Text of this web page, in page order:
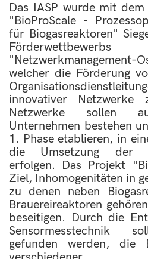
Das IASP wurde mit
"BioProScale -
für Biogasreaktoren"
Förderwettbewerbs
welcher die Förderung
innovativer
Netzwerke sollen
Unternehmen bestehen
1. Phase etablieren, in
die Umsetzung der
erfolgen. Das Projekt
Ziel, Inhomogenitäten in
zu denen neben
Brauereireaktoren
beseitigen. Durch die
Sensormesstechnik
gefunden werden, die